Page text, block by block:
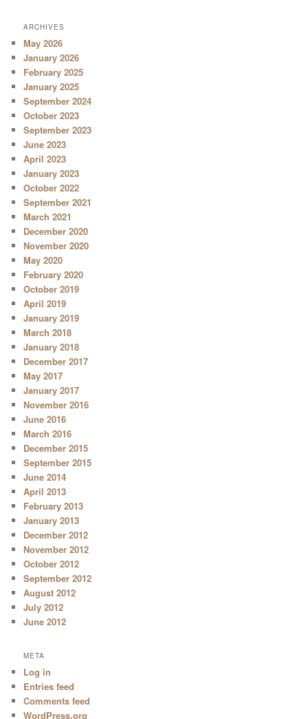
ARCHIVES
May 2026
January 2026
February 2025
January 2025
September 2024
October 2023
September 2023
June 2023
April 2023
January 2023
October 2022
September 2021
March 2021
December 2020
November 2020
May 2020
February 2020
October 2019
April 2019
January 2019
March 2018
January 2018
December 2017
May 2017
January 2017
November 2016
June 2016
March 2016
December 2015
September 2015
June 2014
April 2013
February 2013
January 2013
December 2012
November 2012
October 2012
September 2012
August 2012
July 2012
June 2012
META
Log in
Entries feed
Comments feed
WordPress.org